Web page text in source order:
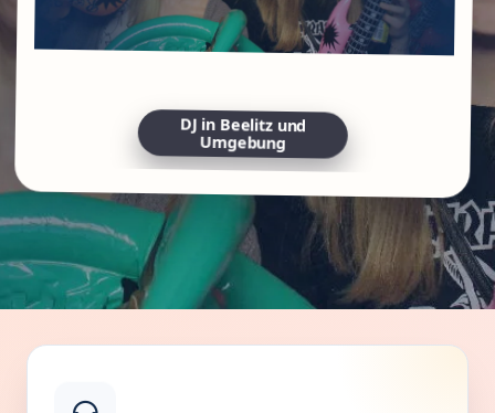
DJ in Beelitz und
Umgebung